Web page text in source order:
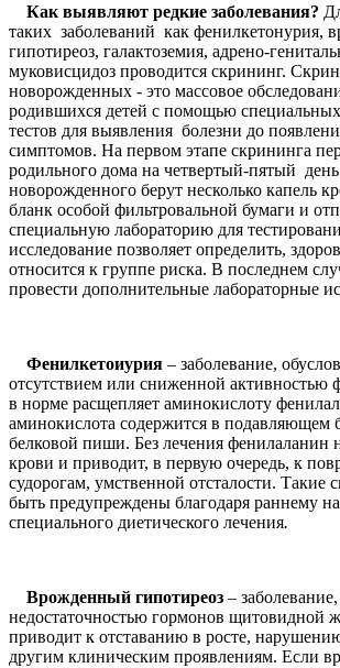
Как выявляют редкие заболевания?
таких заболеваний как фенилкетонурия,
гипотиреоз, галактоземия, адрено-
муковисцидоз проводится скрининг.
новорожденных - это массовое
родившихся детей с помощью
тестов для выявления болезни до
симптомов. На первом этапе скрининга
родильного дома на четвертый-пятый
новорожденного берут несколько капель
бланк особой фильтровальной бумаги и
специальную лабораторию для
исследование позволяет определить,
относится к группе риска. В последнем
провести дополнительные лабораторные
Фенилкетоиурия – заболевание,
отсутствием или сниженной активностью
в норме расщепляет аминокислоту
аминокислота содержится в подавляющем
белковой пиши. Без лечения фенилаланин
крови и приводит, в первую очередь, к
судорогам, умственной отсталости. Такие
быть предупреждены благодаря раннему
специального диетического лечения.
Врожденный гипотиреоз –
недостаточностью гормонов щитовидной
приводит к отставанию в росте,
другим клиническим проявлениям. Если